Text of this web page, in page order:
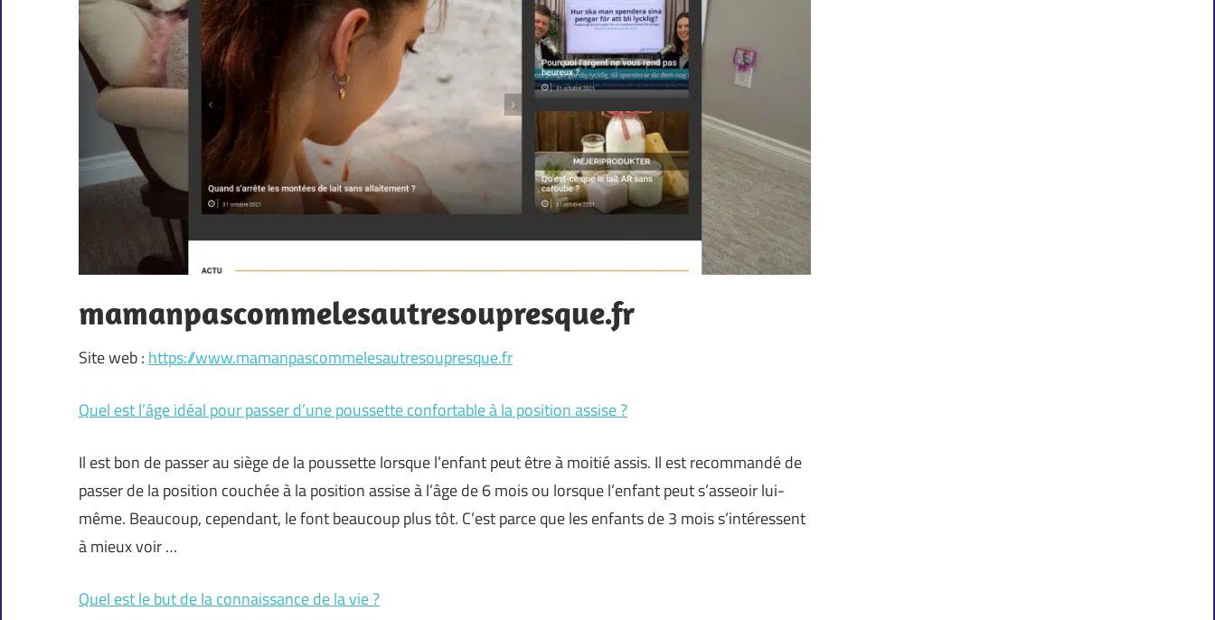
mamanpascommelesautresoupresque.fr
Site web :https://www.mamanpascommelesautresoupresque.fr
Quel est l’âge idéal pour passer d’une poussette confortable à la position assise ?
Il est bon de passer au siège de la poussette lorsque l’enfant peut être à moitié assis. Il est recommandé de
passer de la position couchée à la position assise à l’âge de 6 mois ou lorsque l’enfant peut s’asseoir lui-
même. Beaucoup, cependant, le font beaucoup plus tôt. C’est parce que les enfants de 3 mois s’intéressent
à mieux voir …
Quel est le but de la connaissance de la vie ?